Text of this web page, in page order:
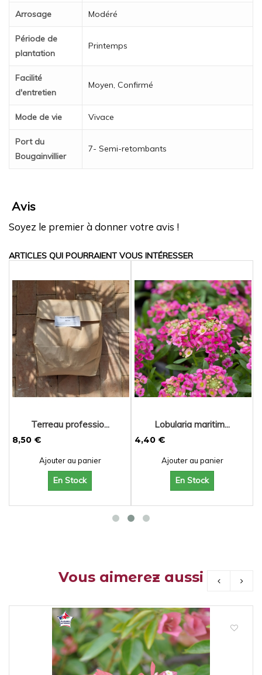
Arrosage Modéré
Période de
plantation
Printemps
Facilité
d'entretien
Moyen, Confirmé
Mode de vie Vivace
Port du
Bougainvillier
7- Semi-retombants
Avis
Soyez le premier à donner votre avis !
ARTICLES QUI POURRAIENT VOUS INTÉRESSER
Terreau professio...
8,50 €
Ajouter au panier
En Stock
Lobularia maritim...
4,40 €
Ajouter au panier
En Stock
Vous aimerez aussi